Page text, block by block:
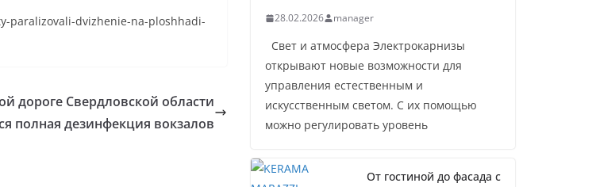
paralizovali-dvizhenie-na-ploshhadi-
дороге Свердловской области
полная дезинфекция вокзалов
28.02.2026 manager
Свет и атмосфера Электрокарнизы
открывают новые возможности для
управления естественным и
искусственным светом. С их помощью
можно регулировать уровень
От гостиной до фасада с